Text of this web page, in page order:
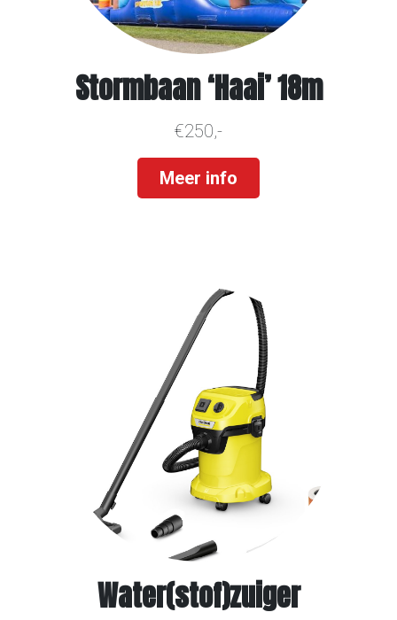
Stormbaan ‘Haai’ 18m
€250,-
Meer info
Water(stof)zuiger